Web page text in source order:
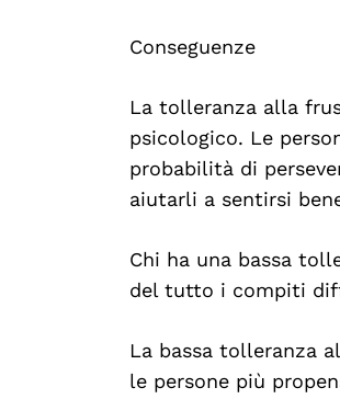
Conseguenze
La tolleranza alla
psicologico. Le
probabilità di
aiutarli a sentirsi
Chi ha una bassa
del tutto i compiti
La bassa tolleranza
le persone più